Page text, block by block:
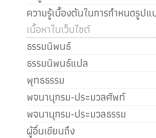
ความรู้เบื้องต้นในการกำหนดรูปแ
เนื้อหาในเว็บไซต์
ธรรมนิพนธ์
ธรรมนิพนธ์แปล
พุทธธรรม
พจนานุกรม-ประมวลศัพท์
พจนานุกรม-ประมวลธรรม
ผู้อื่นเขียนถึง